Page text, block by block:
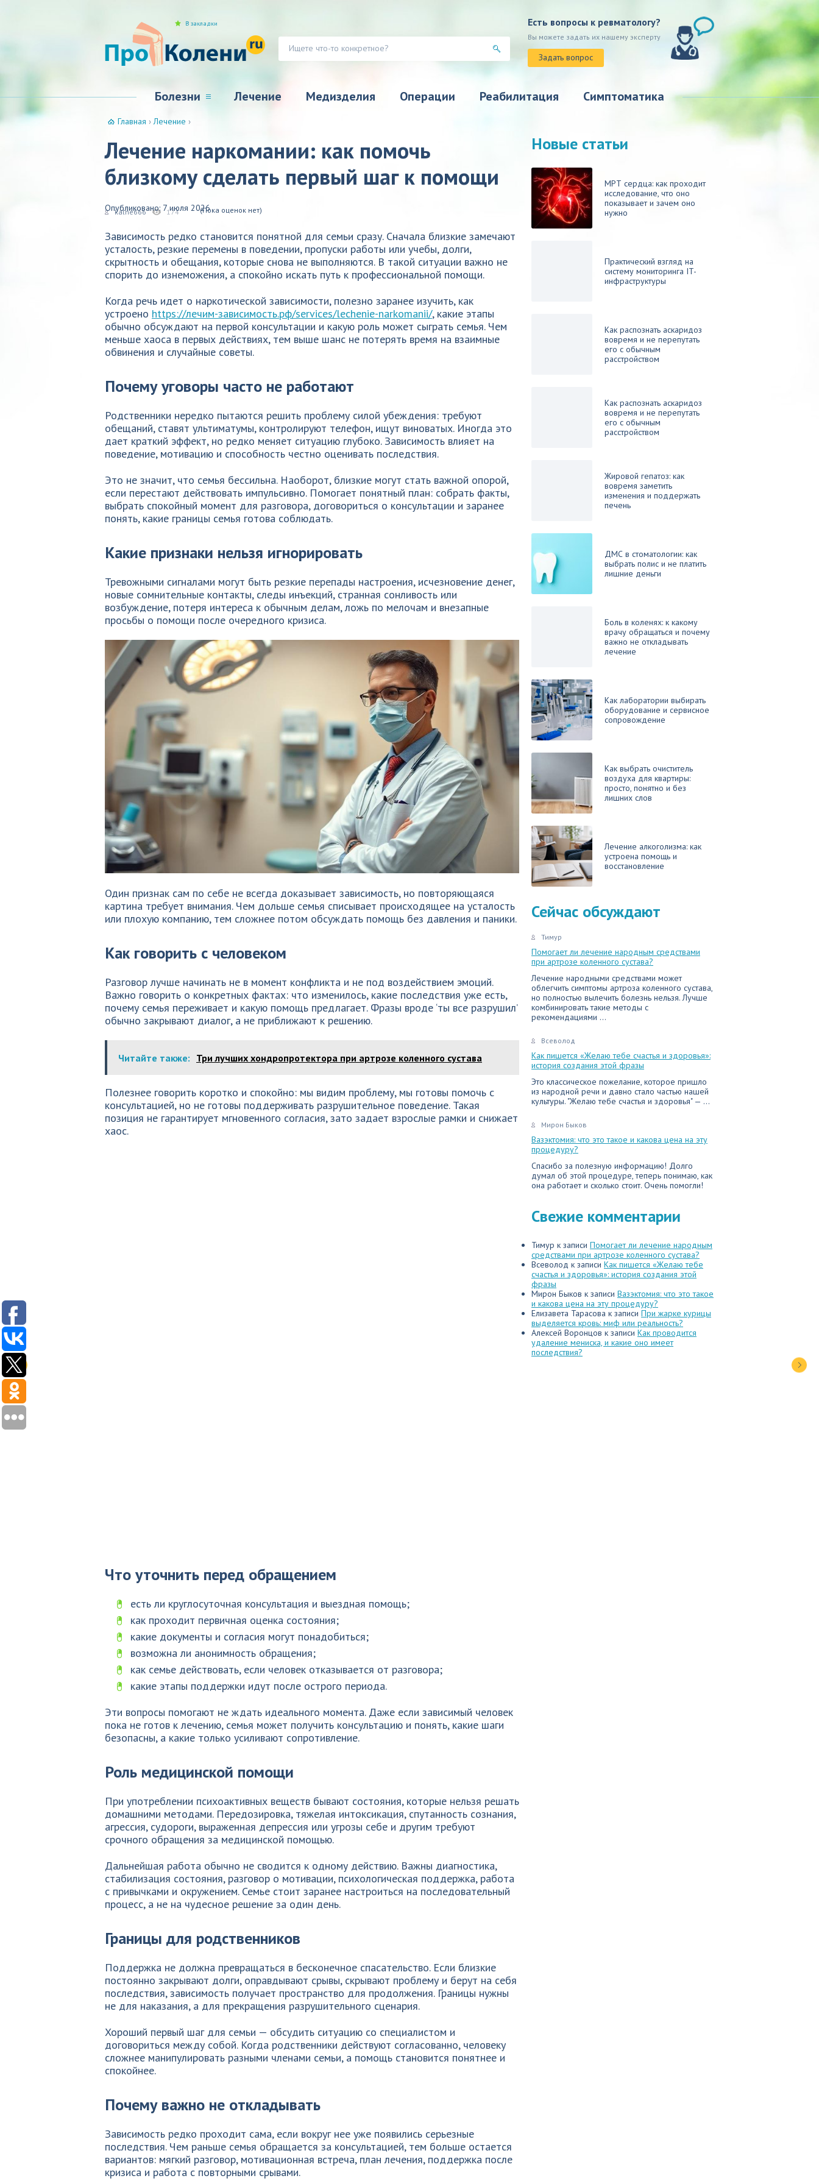
Есть вопросы к ревматологу?
Вы можете задать их нашему эксперту
Задать вопрос
Болезни Лечение Медизделия Операции Реабилитация Симптоматика
В закладки
Главная ›Лечение ›
Лечение наркомании: как помочь
близкому сделать первый шаг к помощи
Опубликовано: 7 июля 2026
kalne666 174 (Пока оценок нет)
Зависимость редко становится понятной для семьи сразу. Сначала близкие замечают
усталость, резкие перемены в поведении, пропуски работы или учебы, долги,
скрытность и обещания, которые снова не выполняются. В такой ситуации важно не
спорить до изнеможения, а спокойно искать путь к профессиональной помощи.
Когда речь идет о наркотической зависимости, полезно заранее изучить, как
устроено https://лечим-зависимость.рф/services/lechenie-narkomanii/, какие этапы
обычно обсуждают на первой консультации и какую роль может сыграть семья. Чем
меньше хаоса в первых действиях, тем выше шанс не потерять время на взаимные
обвинения и случайные советы.
Почему уговоры часто не работают
Родственники нередко пытаются решить проблему силой убеждения: требуют
обещаний, ставят ультиматумы, контролируют телефон, ищут виноватых. Иногда это
дает краткий эффект, но редко меняет ситуацию глубоко. Зависимость влияет на
поведение, мотивацию и способность честно оценивать последствия.
Это не значит, что семья бессильна. Наоборот, близкие могут стать важной опорой,
если перестают действовать импульсивно. Помогает понятный план: собрать факты,
выбрать спокойный момент для разговора, договориться о консультации и заранее
понять, какие границы семья готова соблюдать.
Какие признаки нельзя игнорировать
Тревожными сигналами могут быть резкие перепады настроения, исчезновение денег,
новые сомнительные контакты, следы инъекций, странная сонливость или
возбуждение, потеря интереса к обычным делам, ложь по мелочам и внезапные
просьбы о помощи после очередного кризиса.
Один признак сам по себе не всегда доказывает зависимость, но повторяющаяся
картина требует внимания. Чем дольше семья списывает происходящее на усталость
или плохую компанию, тем сложнее потом обсуждать помощь без давления и паники.
Как говорить с человеком
Разговор лучше начинать не в момент конфликта и не под воздействием эмоций.
Важно говорить о конкретных фактах: что изменилось, какие последствия уже есть,
почему семья переживает и какую помощь предлагает. Фразы вроде ‘ты все разрушил’
обычно закрывают диалог, а не приближают к решению.
Читайте также: Три лучших хондропротектора при артрозе коленного сустава
Полезнее говорить коротко и спокойно: мы видим проблему, мы готовы помочь с
консультацией, но не готовы поддерживать разрушительное поведение. Такая
позиция не гарантирует мгновенного согласия, зато задает взрослые рамки и снижает
хаос.
Что уточнить перед обращением
есть ли круглосуточная консультация и выездная помощь;
как проходит первичная оценка состояния;
какие документы и согласия могут понадобиться;
возможна ли анонимность обращения;
как семье действовать, если человек отказывается от разговора;
какие этапы поддержки идут после острого периода.
Эти вопросы помогают не ждать идеального момента. Даже если зависимый человек
пока не готов к лечению, семья может получить консультацию и понять, какие шаги
безопасны, а какие только усиливают сопротивление.
Роль медицинской помощи
При употреблении психоактивных веществ бывают состояния, которые нельзя решать
домашними методами. Передозировка, тяжелая интоксикация, спутанность сознания,
агрессия, судороги, выраженная депрессия или угрозы себе и другим требуют
срочного обращения за медицинской помощью.
Дальнейшая работа обычно не сводится к одному действию. Важны диагностика,
стабилизация состояния, разговор о мотивации, психологическая поддержка, работа
с привычками и окружением. Семье стоит заранее настроиться на последовательный
процесс, а не на чудесное решение за один день.
Границы для родственников
Поддержка не должна превращаться в бесконечное спасательство. Если близкие
постоянно закрывают долги, оправдывают срывы, скрывают проблему и берут на себя
последствия, зависимость получает пространство для продолжения. Границы нужны
не для наказания, а для прекращения разрушительного сценария.
Хороший первый шаг для семьи — обсудить ситуацию со специалистом и
договориться между собой. Когда родственники действуют согласованно, человеку
сложнее манипулировать разными членами семьи, а помощь становится понятнее и
спокойнее.
Почему важно не откладывать
Зависимость редко проходит сама, если вокруг нее уже появились серьезные
последствия. Чем раньше семья обращается за консультацией, тем больше остается
вариантов: мягкий разговор, мотивационная встреча, план лечения, поддержка после
кризиса и работа с повторными срывами.
Новые статьи
МРТ сердца: как проходит
исследование, что оно
показывает и зачем оно
нужно
Практический взгляд на
систему мониторинга IT-
инфраструктуры
Как распознать аскаридоз
вовремя и не перепутать
его с обычным
расстройством
Как распознать аскаридоз
вовремя и не перепутать
его с обычным
расстройством
Жировой гепатоз: как
вовремя заметить
изменения и поддержать
печень
ДМС в стоматологии: как
выбрать полис и не платить
лишние деньги
Боль в коленях: к какому
врачу обращаться и почему
важно не откладывать
лечение
Как лаборатории выбирать
оборудование и сервисное
сопровождение
Как выбрать очиститель
воздуха для квартиры:
просто, понятно и без
лишних слов
Лечение алкоголизма: как
устроена помощь и
восстановление
Сейчас обсуждают
Тимур
Помогает ли лечение народным средствами
при артрозе коленного сустава?
Лечение народными средствами может
облегчить симптомы артроза коленного сустава,
но полностью вылечить болезнь нельзя. Лучше
комбинировать такие методы с
рекомендациями ...
Всеволод
Как пишется «Желаю тебе счастья и здоровья»:
история создания этой фразы
Это классическое пожелание, которое пришло
из народной речи и давно стало частью нашей
культуры. "Желаю тебе счастья и здоровья" — ...
Мирон Быков
Вазэктомия: что это такое и какова цена на эту
процедуру?
Спасибо за полезную информацию! Долго
думал об этой процедуре, теперь понимаю, как
она работает и сколько стоит. Очень помогли!
Свежие комментарии
Тимур к записи Помогает ли лечение народным
средствами при артрозе коленного сустава?
Всеволод к записи Как пишется «Желаю тебе
счастья и здоровья»: история создания этой
фразы
Мирон Быков к записи Вазэктомия: что это такое
и какова цена на эту процедуру?
Елизавета Тарасова к записи При жарке курицы
выделяется кровь: миф или реальность?
Алексей Воронцов к записи Как проводится
удаление мениска, и какие оно имеет
последствия?